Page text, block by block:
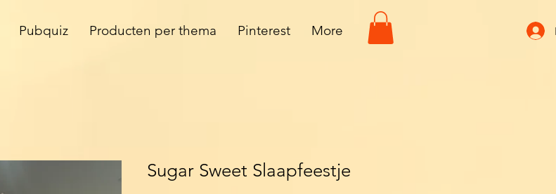
Pubquiz Producten per thema Pinterest More
Sugar Sweet Slaapfeestje